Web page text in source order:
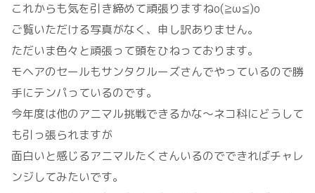
これからも気を引き締めて頑張りますねo(≧ω≦)o
ご覧いただける写真がなく、申し訳ありません。
ただいま色々と頑張って頭をひねっております。
モヘアのセールもサンタクルーズさんでやっているので勝
手にテンパっているのです。
今年度は他のアニマル挑戦できるかな～ネコ科にどうして
も引っ張られますが
面白いと感じるアニマルたくさんいるのでできればチャレ
ンジしてみたいです。